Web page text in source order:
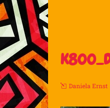
Daniela Ernst